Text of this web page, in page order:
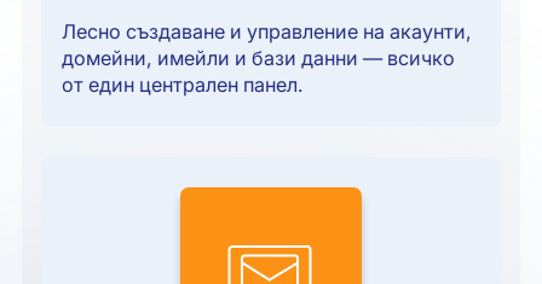
Лесно създаване и управление на акаунти,
домейни, имейли и бази данни — всичко
от един централен панел.